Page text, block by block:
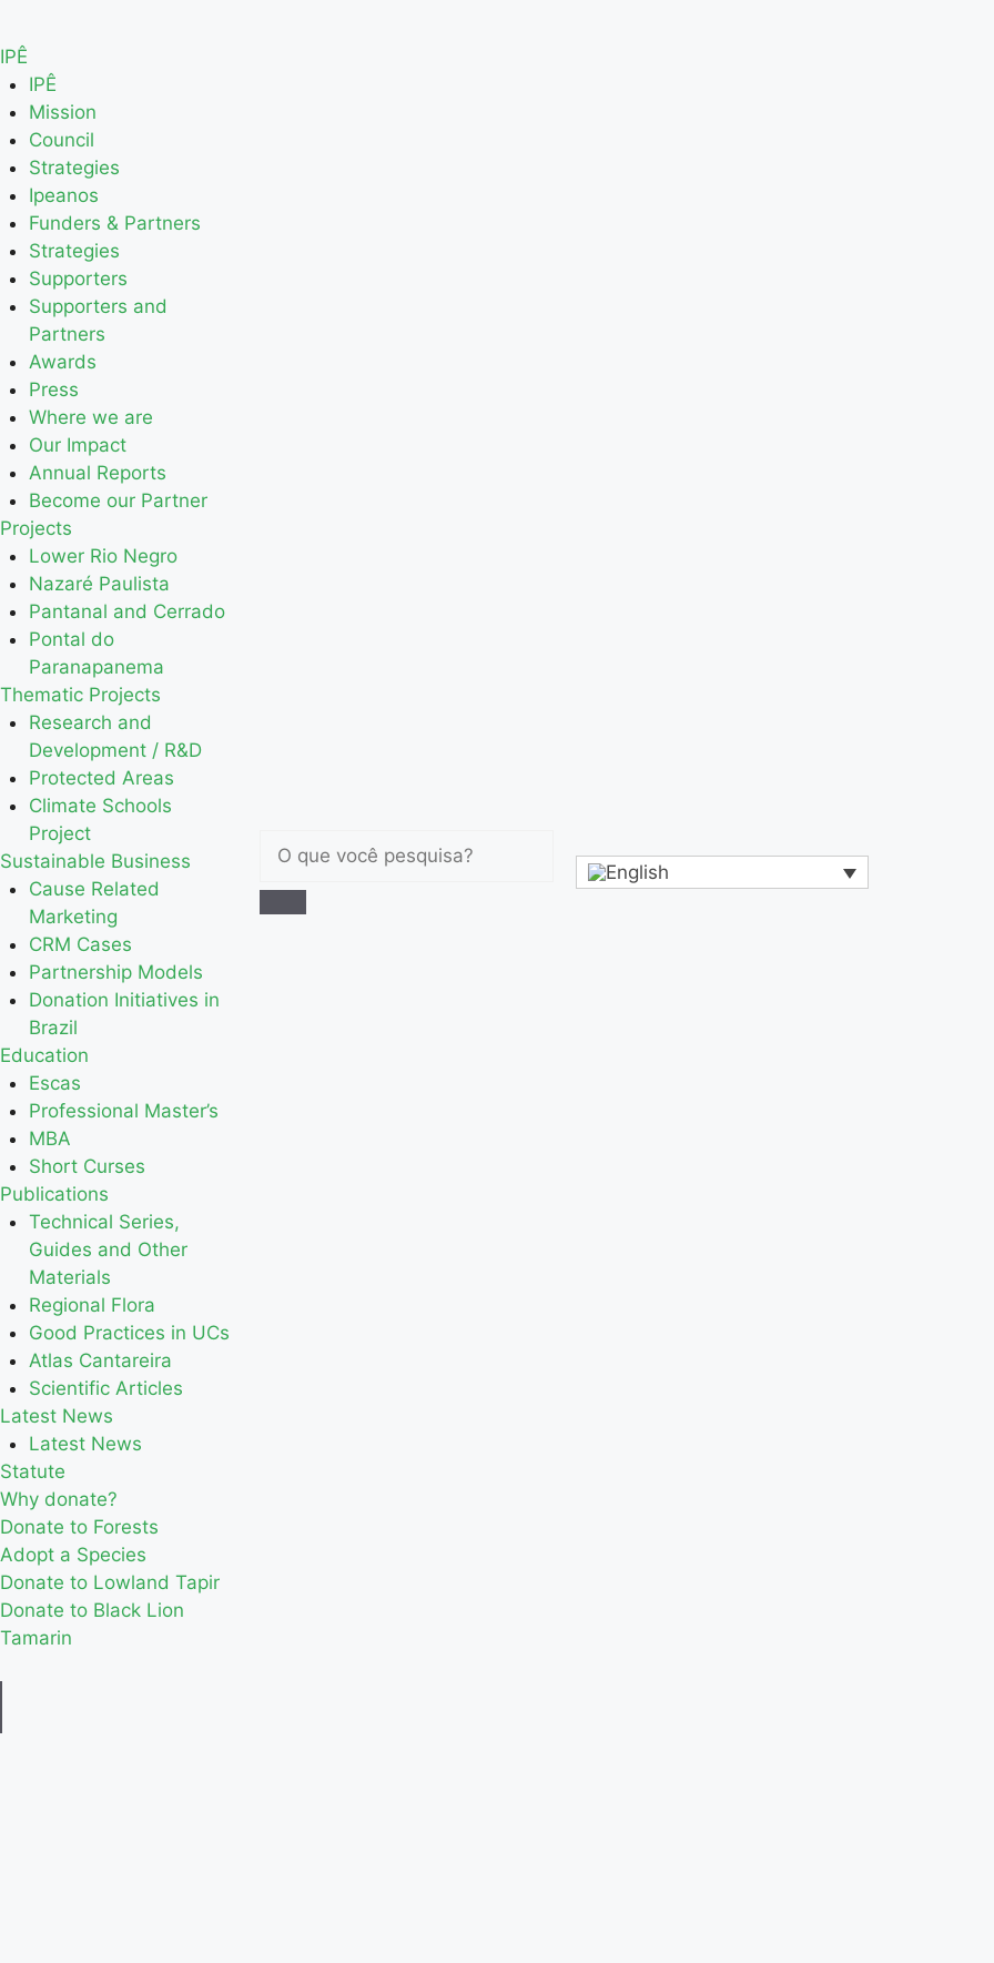
IPÊ
IPÊ
Mission
Council
Strategies
Ipeanos
Funders & Partners
Strategies
Supporters
Supporters and
Partners
Awards
Press
Where we are
Our Impact
Annual Reports
Become our Partner
Projects
Lower Rio Negro
Nazaré Paulista
Pantanal and Cerrado
Pontal do
Paranapanema
Thematic Projects
Research and
Development / R&D
Protected Areas
Climate Schools
Project
Sustainable Business
Cause Related
Marketing
CRM Cases
Partnership Models
Donation Initiatives in
Brazil
Education
Escas
Professional Master’s
MBA
Short Curses
Publications
Technical Series,
Guides and Other
Materials
Regional Flora
Good Practices in UCs
Atlas Cantareira
Scientific Articles
Latest News
Latest News
Statute
Why donate?
Donate to Forests
Adopt a Species
Donate to Lowland Tapir
Donate to Black Lion
Tamarin